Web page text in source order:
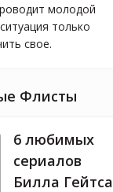
молодой
только
свое.
Флисты
6 любимых
сериалов
Билла Гейтса